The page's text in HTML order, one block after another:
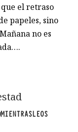
el retraso
papeles, sino
no es